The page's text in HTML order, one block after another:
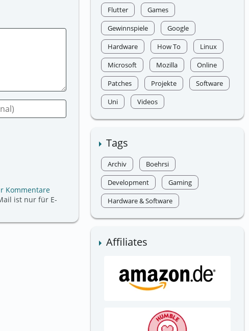
Flutter
Games
Gewinnspiele
Google
Hardware
How To
Linux
Microsoft
Mozilla
Online
Patches
Projekte
Software
Uni
Videos
Tags
Archiv
Boehrsi
Development
Gaming
Hardware & Software
Affiliates
Kommentare
ist nur für E-